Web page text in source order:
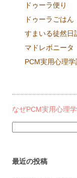
ドゥーラ便り
ドゥーラごはん
すまいる徒然日
マドレボニータ
PCM実用心理
なぜPCM実用心理
検
索:
最近の投稿